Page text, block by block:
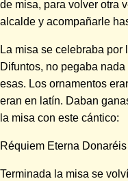
de misa, para volver otra
alcalde y acompañarle
La misa se celebraba
Difuntos, no pegaba
esas. Los ornamentos
eran en latín. Daban
la misa con este cántico:
Réquiem Eterna
Terminada la misa se